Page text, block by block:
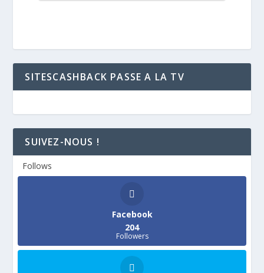
SITESCASHBACK PASSE A LA TV
SUIVEZ-NOUS !
Follows
Facebook
204
Followers